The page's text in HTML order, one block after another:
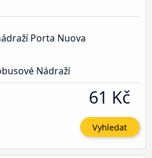
Porta Nuova
Nádraží
61 Kč
Vyhledat